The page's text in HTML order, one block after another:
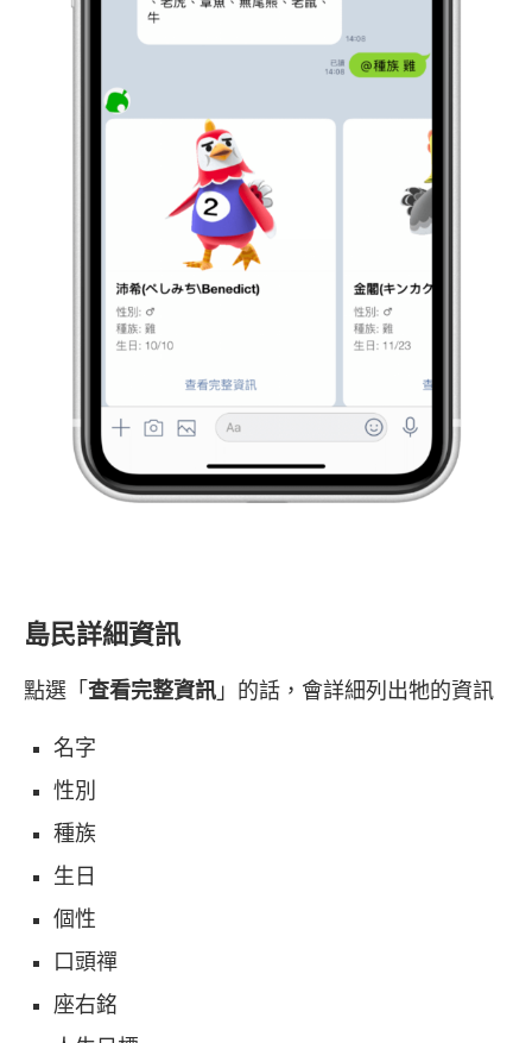
島民詳細資訊
點選「 查看完整資訊 」的話，會詳細列出牠的資訊
名字
性別
種族
生日
個性
口頭禪
座右銘